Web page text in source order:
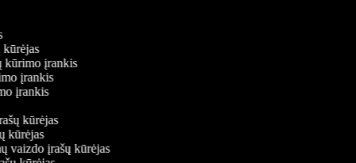
kūrėjas
kūrimo įrankis
įrankis
įrankis
kūrėjas
kūrėjas
vaizdo įrašų kūrėjas